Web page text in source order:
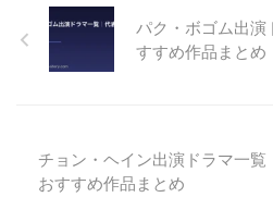
パク・ボゴム出
すすめ作品まとめ
チョン・ヘイン出演ドラマ一覧
おすすめ作品まとめ